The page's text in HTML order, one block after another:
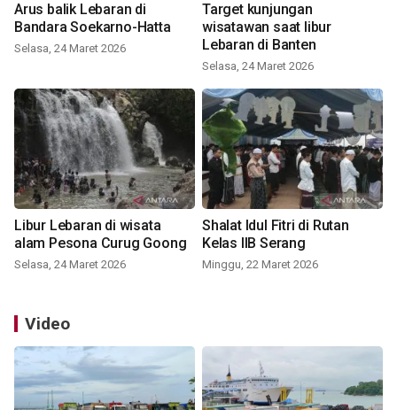
Arus balik Lebaran di
Bandara Soekarno-Hatta
Selasa, 24 Maret 2026
Target kunjungan
wisatawan saat libur
Lebaran di Banten
Selasa, 24 Maret 2026
Libur Lebaran di wisata
alam Pesona Curug Goong
Selasa, 24 Maret 2026
Shalat Idul Fitri di Rutan
Kelas IIB Serang
Minggu, 22 Maret 2026
Video